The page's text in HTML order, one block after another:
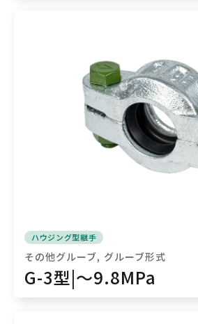
ハウジング型継手
その他グルーブ グルーブ形式
G-3型|～9.8MPa